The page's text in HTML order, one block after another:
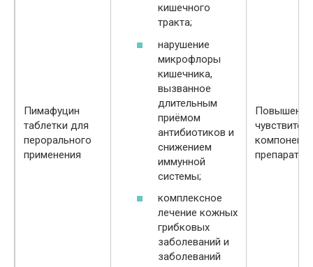
Пимафуцин
таблетки для
перорального
применения
кишечного
тракта;
нарушение
микрофлоры
кишечника,
вызванное
длительным
приёмом
антибиотиков и
снижением
иммунной
системы;
комплексное
лечение кожных
грибковых
заболеваний и
заболеваний
препарата.